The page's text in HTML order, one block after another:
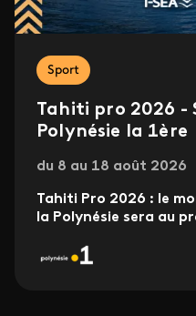
Sport
Tahiti pro 2026 -
Polynésie la 1ère
du 8 au 18 août 2026
Tahiti Pro 2026 : le
la Polynésie sera au